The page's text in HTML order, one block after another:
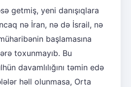
getmiş, yeni danışıqlara
nə İran, nə də İsrail, nə
başlamasına
toxunmayıb. Bu
davamlılığını təmin edə
həll olunmasa, Orta